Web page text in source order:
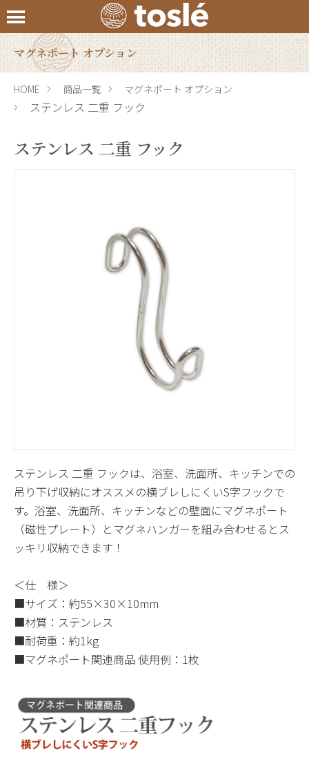
マグネポート オプション
HOME 商品一覧 マグネポート オプション
ステンレス 二重 フック
ステンレス 二重 フック
ステンレス 二重 フックは、浴室、洗面所、キッチンでの
吊り下げ収納にオススメの横ブレしにくいS字フックで
す。浴室、洗面所、キッチンなどの壁面にマグネポート
（磁性プレート）とマグネハンガーを組み合わせるとス
ッキリ収納できます！
＜仕 様＞
■サイズ：約55×30×10mm
■材質：ステンレス
■耐荷重：約1kg
■マグネポート関連商品 使用例：1枚